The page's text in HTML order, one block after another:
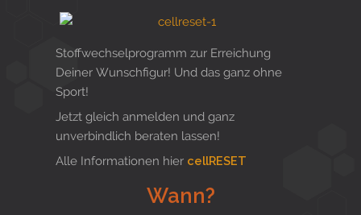
Stoffwechselprogramm zur Erreichung
Deiner Wunschfigur! Und das ganz ohne
Sport!
Jetzt gleich anmelden und ganz
unverbindlich beraten lassen!
Alle Informationen hier cellRESET
Wann?